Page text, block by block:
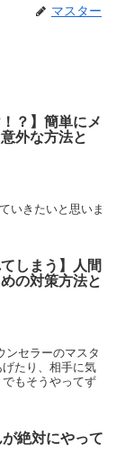
マスター
？】簡単にメ
外な方法と
いきたいと思いま
しまう】人間
の対策方法と
ンセラーのマスタ
たり、相手に気
もそうやってず
が絶対にやって